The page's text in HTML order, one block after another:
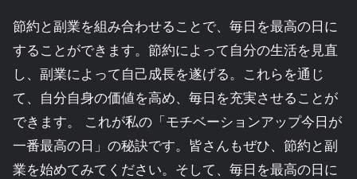
節約と副業を組み合わせることで、毎日を最高の日に
することができます。節約によって自分の生活を見直
し、副業によって自己成長を遂げる。これらを通じ
て、自分自身の価値を高め、毎日を充実させることが
できます。 これが私の「モチベーションアップ今日が
一番最高の日」の秘訣です。皆さんもぜひ、節約と副
業を始めてみてください。そして、毎日を最高の日に